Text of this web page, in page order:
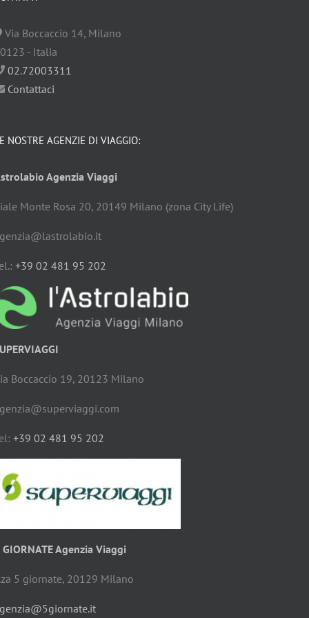
Via Boccaccio 14, Milano
- Italia
02.72003311
Contattaci
NOSTRE AGENZIE DI VIAGGIO:
Agenzia Viaggi
Monte Rosa 20, 20149 Milano (zona City Life)
+39 02 481 95 202
Boccaccio 19, 20123 Milano
+39 02 481 95 202
GIORNATE Agenzia Viaggi
5 giornate, 20129 Milano